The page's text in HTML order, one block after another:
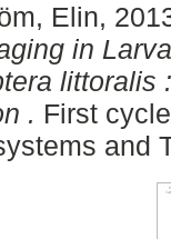
Elin,
in
littoralis
. First
and